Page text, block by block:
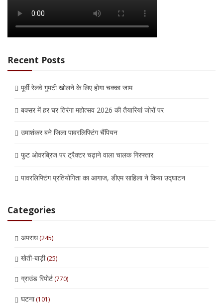
Recent Posts
पूर्वी रेलवे गुमटी खोलने के लिए होगा चक्का जाम
बक्सर में हर घर तिरंगा महोत्सव 2026 की तैयारियां जोरों पर
उमाशंकर बने जिला पावरलिफ्टिंग चैंपियन
फुट ओवरब्रिज पर ट्रैक्टर चढ़ाने वाला चालक गिरफ्तार
पावरलिफ्टिंग प्रतियोगिता का आगाज, डीएम साहिला ने किया उद्घाटन
Categories
अपराध(245)
खेती-बाड़ी(25)
ग्राउंड रिपोर्ट(770)
घटना(101)